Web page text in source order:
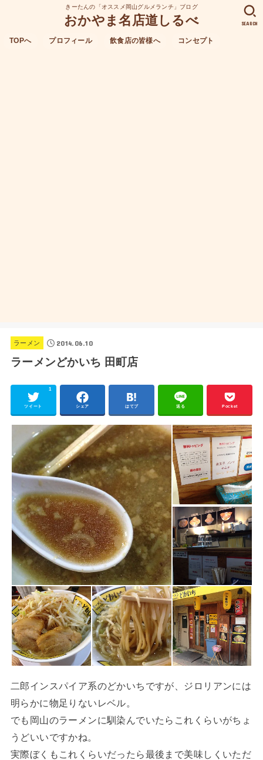
きーたんの「オススメ岡山グルメランチ」ブログ
おかやま名店道しるべ
TOPへ プロフィール 飲食店の皆様へ コンセプト
SEARCH
ラーメン 2014.06.10
ラーメンどかいち 田町店
ツイート
1
シェア はてブ 送る Pocket
二郎インスパイア系のどかいちですが、ジロリアンには
明らかに物足りないレベル。
でも岡山のラーメンに馴染んでいたらこれくらいがちょ
うどいいですかね。
実際ぼくもこれくらいだったら最後まで美味しくいただ